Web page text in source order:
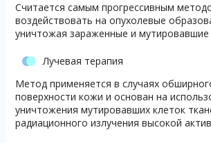
Считается самым прогрессивным
воздействовать на опухолевые
уничтожая зараженные и мутировавшие
Лучевая терапия
Метод применяется в случаях
поверхности кожи и основан на
уничтожения мутировавших клеток
радиационного излучения высокой